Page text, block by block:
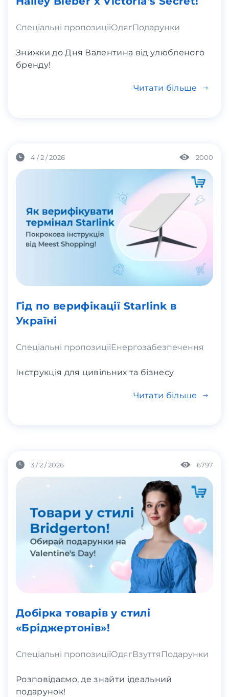
Спеціальні пропозиціїОдягПодарунки
Знижки до Дня Валентина від улюбленого
бренду!
Читати більше
4 / 2 / 2026 2000
Гід по верифікації Starlink в
Україні
Спеціальні пропозиціїЕнергозабезпечення
Інструкція для цивільних та бізнесу
Читати більше
3 / 2 / 2026 6797
Добірка товарів у стилі
«Бріджертонів»!
Спеціальні пропозиціїОдягВзуття Подарунки
Розповідаємо, де знайти ідеальний
подарунок!